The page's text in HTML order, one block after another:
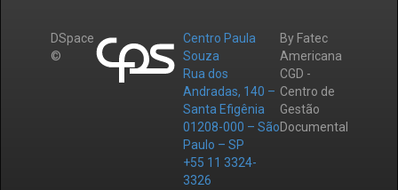
DSpace
©
Centro Paula
Souza
Rua dos
Andradas, 140 –
Santa Efigênia
01208-000 – São
Paulo – SP
+55 11 3324-
3326
By Fatec
Americana
CGD -
Centro de
Gestão
Documental